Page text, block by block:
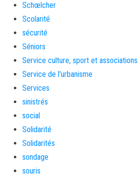
Schœlcher
Scolarité
sécurité
Séniors
Service culture, sport et associations
Service de l'urbanisme
Services
sinistrés
social
Solidarité
Solidarités
sondage
souris